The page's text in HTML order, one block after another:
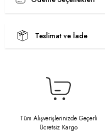
Teslimat ve İade
Tüm Alışverişlerinizde Geçerli
Ücretsiz Kargo